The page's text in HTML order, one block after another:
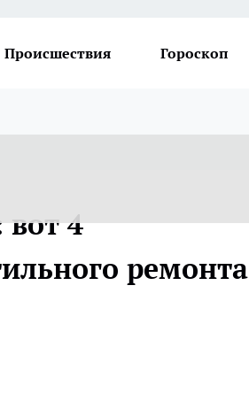
Происшествия Гороскоп
4
ремонта